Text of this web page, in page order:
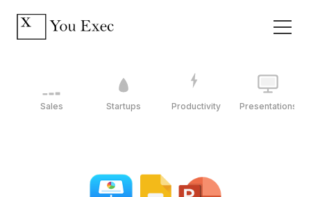
Sales Startups Productivity Presentations